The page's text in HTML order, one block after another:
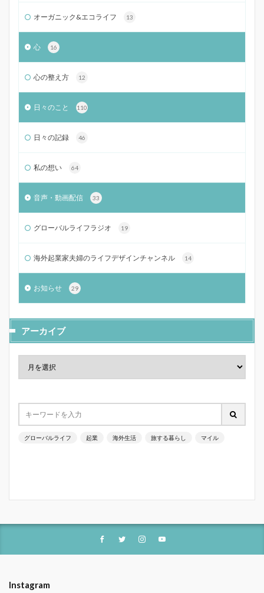
オーガニック&エコライフ 13
心 16
心の整え方 12
日々のこと 110
日々の記録 46
私の想い 64
音声・動画配信 33
グローバルライフラジオ 19
海外起業家夫婦のライフデザインチャンネル 14
お知らせ 29
アーカイブ
グローバルライフ 起業 海外生活 旅する暮らし マイル
Instagram